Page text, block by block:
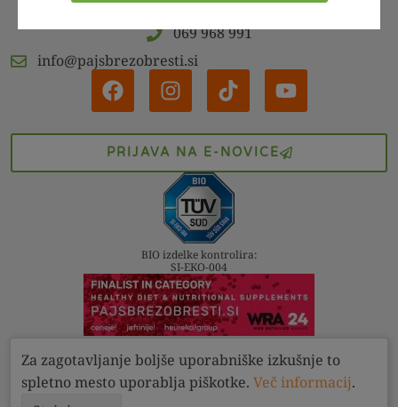
069 968 991
info@pajsbrezobresti.si
PRIJAVA NA E-NOVICE
BIO izdelke kontrolira:
SI-EKO-004
KontaktPogojiZasebnost
Pajs brez obresti d.o.o. 2022 - 2026. Vse pravice pridržane.
Za zagotavljanje boljše uporabniške izkušnje to
spletno mesto uporablja piškotke. Več informacij.